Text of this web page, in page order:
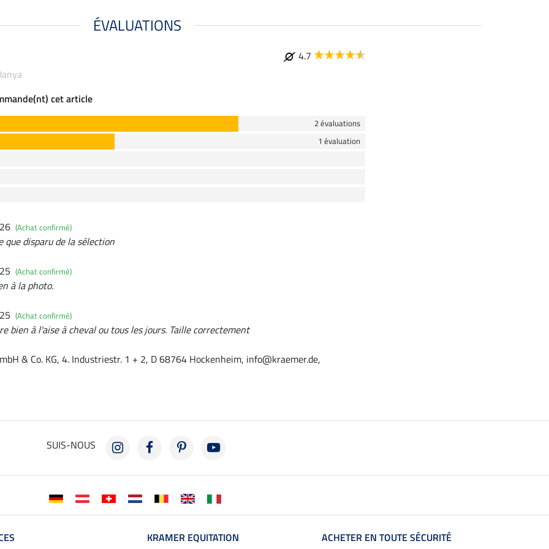
ÉVALUATIONS
4.7
cet article
2 évaluations
1 évaluation
(Achat confirmé)
que disparu de la sélection
(Achat confirmé)
à la photo.
(Achat confirmé)
bien à l'aise à cheval ou tous les jours. Taille correctement
& Co. KG, 4. Industriestr. 1 + 2, D 68764 Hockenheim, info@kraemer.de,
SUIS-NOUS
KRAMER EQUITATION ACHETER EN TOUTE SÉCURITÉ